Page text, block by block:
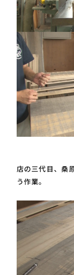
店の三代目、桑
う作業。